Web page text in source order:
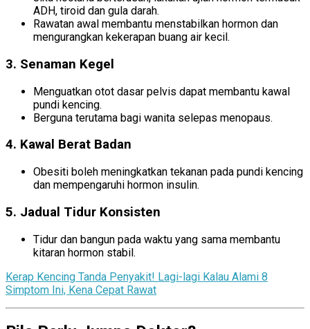
ADH, tiroid dan gula darah.
Rawatan awal membantu menstabilkan hormon dan
mengurangkan kekerapan buang air kecil.
3. Senaman Kegel
Menguatkan otot dasar pelvis dapat membantu kawal
pundi kencing.
Berguna terutama bagi wanita selepas menopaus.
4. Kawal Berat Badan
Obesiti boleh meningkatkan tekanan pada pundi kencing
dan mempengaruhi hormon insulin.
5. Jadual Tidur Konsisten
Tidur dan bangun pada waktu yang sama membantu
kitaran hormon stabil.
Kerap Kencing Tanda Penyakit! Lagi-lagi Kalau Alami 8
Simptom Ini, Kena Cepat Rawat